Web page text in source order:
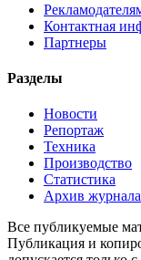
Контактная
Партнеры
Разделы
Новости
Репортаж
Техника
Производство
Статистика
Архив журнала
Все публикуемые
Публикация и